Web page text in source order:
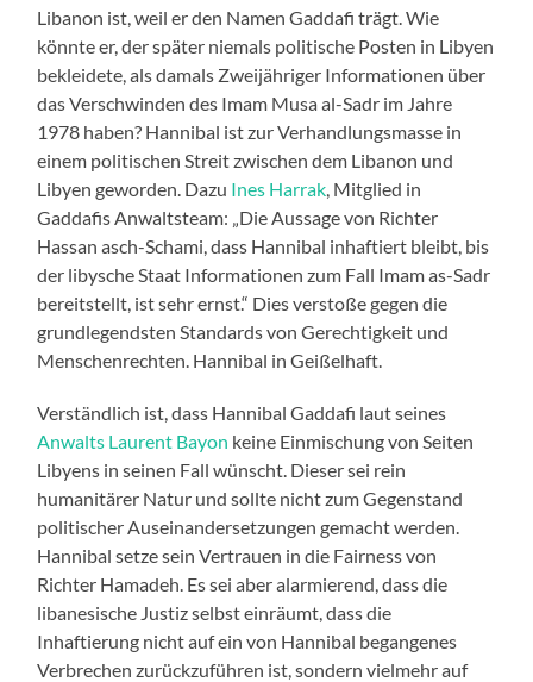
Libanon ist, weil er den Namen Gaddafi trägt. Wie
könnte er, der später niemals politische Posten in Libyen
bekleidete, als damals Zweijähriger Informationen über
das Verschwinden des Imam Musa al-Sadr im Jahre
1978 haben? Hannibal ist zur Verhandlungsmasse in
einem politischen Streit zwischen dem Libanon und
Libyen geworden. Dazu Ines Harrak , Mitglied in
Gaddafis Anwaltsteam: „Die Aussage von Richter
Hassan asch-Schami, dass Hannibal inhaftiert bleibt, bis
der libysche Staat Informationen zum Fall Imam as-Sadr
bereitstellt, ist sehr ernst.“ Dies verstoße gegen die
grundlegendsten Standards von Gerechtigkeit und
Menschenrechten. Hannibal in Geißelhaft.
Verständlich ist, dass Hannibal Gaddafi laut seines
Anwalts Laurent Bayon keine Einmischung von Seiten
Libyens in seinen Fall wünscht. Dieser sei rein
humanitärer Natur und sollte nicht zum Gegenstand
politischer Auseinandersetzungen gemacht werden.
Hannibal setze sein Vertrauen in die Fairness von
Richter Hamadeh. Es sei aber alarmierend, dass die
libanesische Justiz selbst einräumt, dass die
Inhaftierung nicht auf ein von Hannibal begangenes
Verbrechen zurückzuführen ist, sondern vielmehr auf